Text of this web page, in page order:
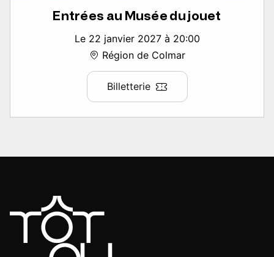
Entrées au Musée du jouet
Le 22 janvier 2027 à 20:00
Région de Colmar
Billetterie